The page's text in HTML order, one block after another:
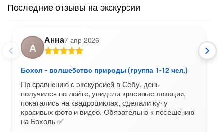
Последние отзывы на экскурсии
А
Анна7 апр 2026
Бохол - волшебство природы (группа 1-12 чел.)
Пр сравнению с экскурсией в Себу, день
получился на лайте, увидели красивые локации,
покатались на квадроциклах, сделали кучу
красивых фото и видео. Обязательно к посещению
на Бохоль ✅️